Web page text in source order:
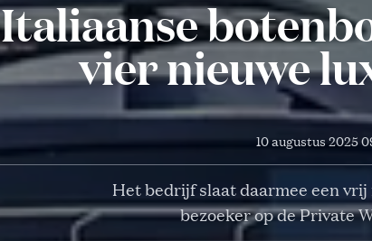
Italiaanse
vier nieuwe
10 augustus 2025
Het bedrijf slaat daarmee een
bezoeker op de Private